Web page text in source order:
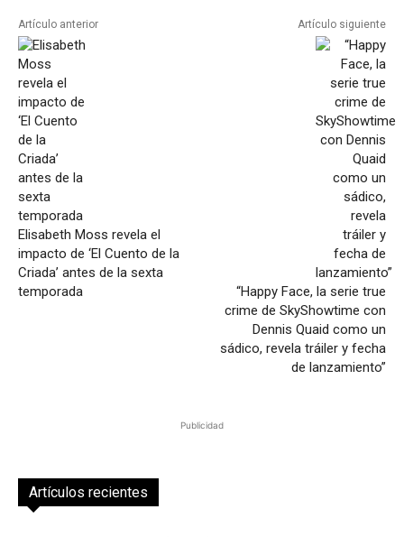
Artículo anterior
Elisabeth Moss revela el
impacto de ‘El Cuento de la
Criada’ antes de la sexta
temporada
Artículo siguiente
“Happy Face, la serie true
crime de SkyShowtime con
Dennis Quaid como un
sádico, revela tráiler y fecha
de lanzamiento”
Publicidad
Artículos recientes